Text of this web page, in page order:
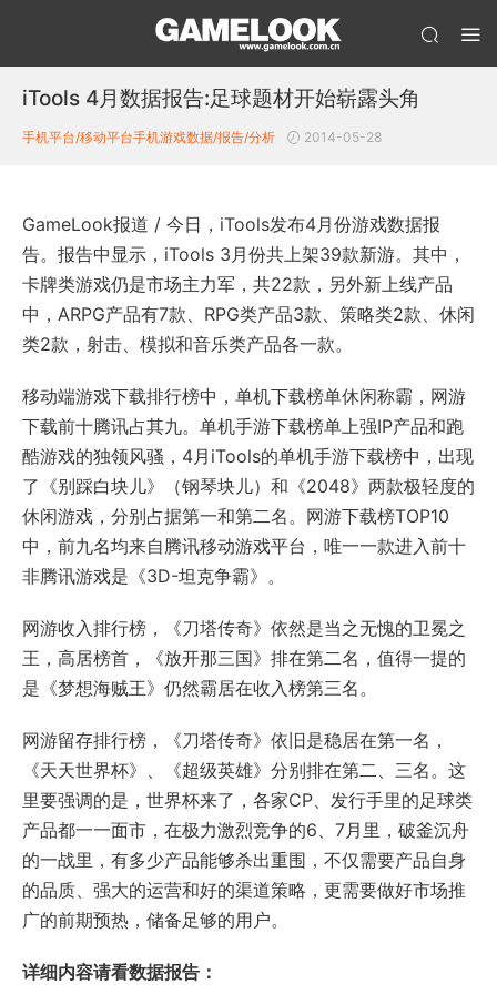
iTools 4月数据报告:足球题材开始崭露头角
手机平台/移动平台手机游戏数据/报告/分析 2014-05-28
GameLook报道 / 今日，iTools发布4月份游戏数据报
告。报告中显示，iTools 3月份共上架39款新游。其中，
卡牌类游戏仍是市场主力军，共22款，另外新上线产品
中，ARPG产品有7款、RPG类产品3款、策略类2款、休闲
类2款，射击、模拟和音乐类产品各一款。
移动端游戏下载排行榜中，单机下载榜单休闲称霸，网游
下载前十腾讯占其九。单机手游下载榜单上强IP产品和跑
酷游戏的独领风骚，4月iTools的单机手游下载榜中，出现
了《别踩白块儿》（钢琴块儿）和《2048》两款极轻度的
休闲游戏，分别占据第一和第二名。网游下载榜TOP10
中，前九名均来自腾讯移动游戏平台，唯一一款进入前十
非腾讯游戏是《3D-坦克争霸》。
网游收入排行榜，《刀塔传奇》依然是当之无愧的卫冕之
王，高居榜首，《放开那三国》排在第二名，值得一提的
是《梦想海贼王》仍然霸居在收入榜第三名。
网游留存排行榜，《刀塔传奇》依旧是稳居在第一名，
《天天世界杯》、《超级英雄》分别排在第二、三名。这
里要强调的是，世界杯来了，各家CP、发行手里的足球类
产品都一一面市，在极力激烈竞争的6、7月里，破釜沉舟
的一战里，有多少产品能够杀出重围，不仅需要产品自身
的品质、强大的运营和好的渠道策略，更需要做好市场推
广的前期预热，储备足够的用户。
详细内容请看数据报告：